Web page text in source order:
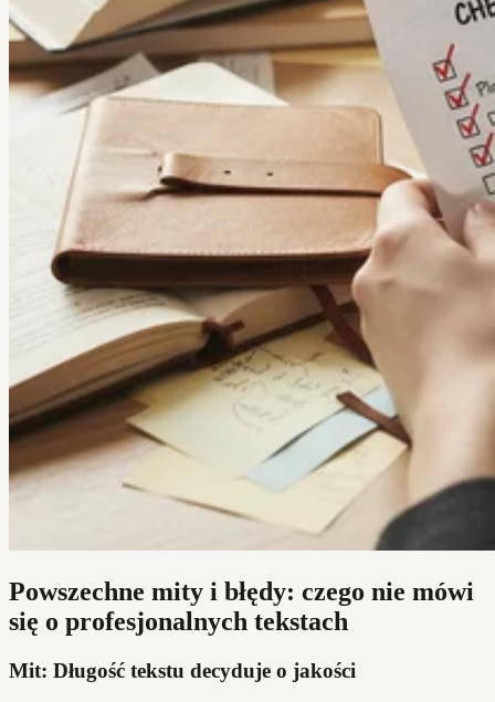
Powszechne mity i błędy: czego nie mówi
się o profesjonalnych tekstach
Mit: Długość tekstu decyduje o jakości